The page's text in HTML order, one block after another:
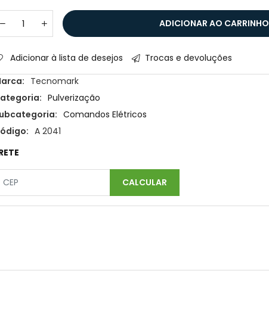
ADICIONAR AO CARRINHO
Adicionar à lista de desejos
Trocas e devoluções
Tecnomark
Pulverização
Comandos Elétricos
A 2041
CALCULAR